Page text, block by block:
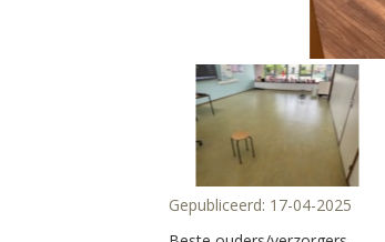
Gepubliceerd: 17-04-2025